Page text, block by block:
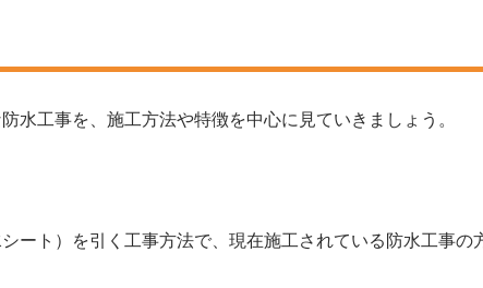
水工事を、施工方法や特徴を中心に見ていきましょう。
ート）を引く工事方法で、現在施工されている防水工事の